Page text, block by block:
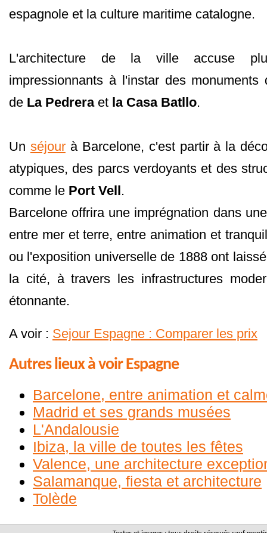
espagnole et la culture maritime catalogne.
L'architecture de la ville accuse
impressionnants à l'instar des monuments
de La Pedreraet la Casa Batllo.
Un séjourà Barcelone, c'est partir à la
atypiques, des parcs verdoyants et des
comme le Port Vell.
Barcelone offrira une imprégnation dans
entre mer et terre, entre animation et
ou l'exposition universelle de 1888 ont
la cité, à travers les infrastructures
étonnante.
A voir : Sejour Espagne : Comparer les prix
Autres lieux à voir Espagne
Barcelone, entre animation et
Madrid et ses grands musées
L'Andalousie
Ibiza, la ville de toutes les fêtes
Valence, une architecture
Salamanque, fiesta et architecture
Tolède